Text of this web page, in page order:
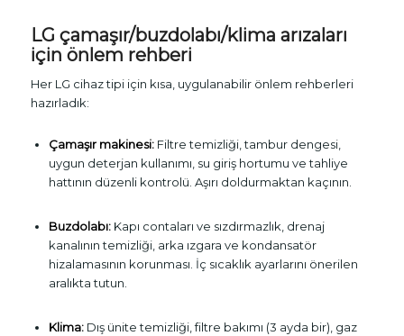
LG çamaşır/buzdolabı/klima arızaları
için önlem rehberi
Her LG cihaz tipi için kısa, uygulanabilir önlem rehberleri
hazırladık:
Çamaşır makinesi:Filtre temizliği, tambur dengesi,
uygun deterjan kullanımı, su giriş hortumu ve tahliye
hattının düzenli kontrolü. Aşırı doldurmaktan kaçının.
Buzdolabı:Kapı contaları ve sızdırmazlık, drenaj
kanalının temizliği, arka ızgara ve kondansatör
hizalamasının korunması. İç sıcaklık ayarlarını önerilen
aralıkta tutun.
Klima:Dış ünite temizliği, filtre bakımı (3 ayda bir), gaz